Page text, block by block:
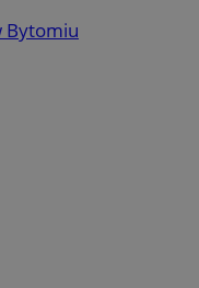
Bytomiu